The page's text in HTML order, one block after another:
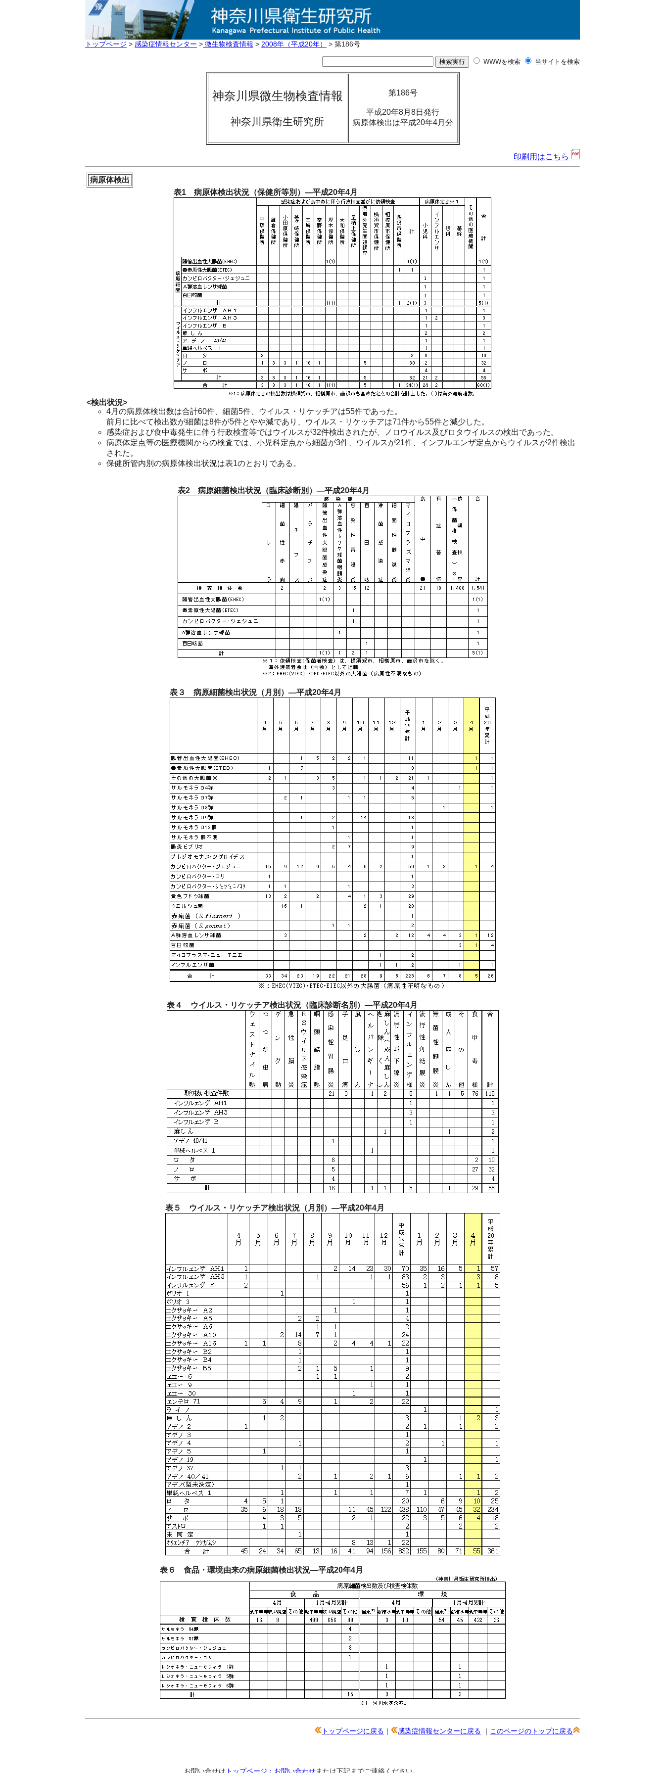
トップページ > 感染症情報センター > 微生物検査情報 > 2008年（平成20年） > 第186号
WWWを検索 当サイトを検索
神奈川県微生物検査情報
神奈川県衛生研究所
第186号
平成20年8月8日発行
病原体検出は平成20年4月分
印刷用はこちら
病原体検出
表1 病原体検出状況（保健所等別）―平成20年4月
<検出状況>
4月の病原体検出数は合計60件、細菌5件、ウイルス・リケッチアは55件であった。
前月に比べて検出数が細菌は8件が5件とやや減であり、ウイルス・リケッチアは71件から55件と減少した。
感染症および食中毒発生に伴う行政検査等ではウイルスが32件検出されたが、ノロウイルス及びロタウイルスの検出であった。
病原体定点等の医療機関からの検査では、小児科定点から細菌が3件、ウイルスが21件、インフルエンザ定点からウイルスが2件検出
された。
保健所管内別の病原体検出状況は表1のとおりである。
表2 病原細菌検出状況（臨床診断別）―平成20年4月
表３ 病原細菌検出状況（月別）―平成20年4月
表４ ウイルス・リケッチア検出状況（臨床診断名別）―平成20年4月
表５ ウイルス・リケッチア検出状況（月別）―平成20年4月
表６ 食品・環境由来の病原細菌検出状況―平成20年4月
トップページに戻る ｜ 感染症情報センターに戻る ｜ このページのトップに戻る
お問い合せは トップページ：お問い合わせまたは下記までご連絡ください。